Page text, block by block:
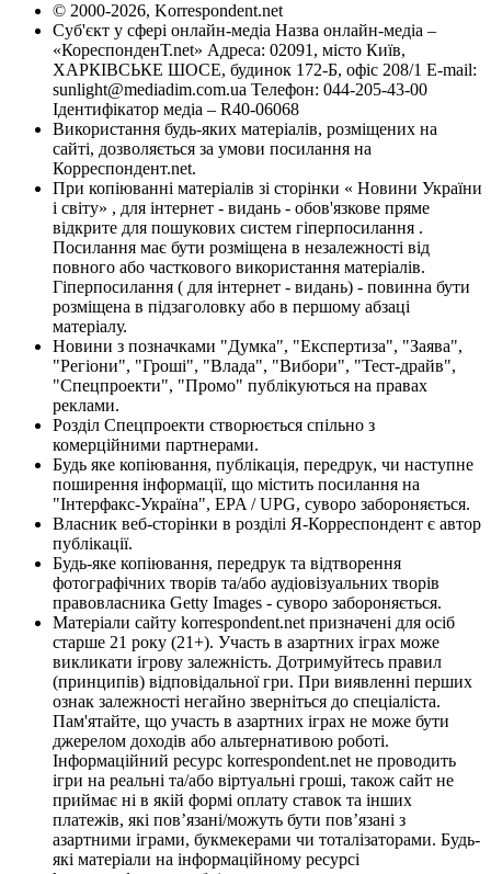
© 2000-2026, Korrespondent.net
Суб'єкт у сфері онлайн-медіа Назва онлайн-медіа –
«КореспонденТ.net» Адреса: 02091, місто Київ,
ХАРКІВСЬКЕ ШОСЕ, будинок 172-Б, офіс 208/1 E-mail:
sunlight@mediadim.com.ua Телефон: 044-205-43-00
Ідентифікатор медіа – R40-06068
Використання будь-яких матеріалів, розміщених на
сайті, дозволяється за умови посилання на
Корреспондент.net.
При копіюванні матеріалів зі сторінки « Новини України
і світу» , для інтернет - видань - обов'язкове пряме
відкрите для пошукових систем гіперпосилання .
Посилання має бути розміщена в незалежності від
повного або часткового використання матеріалів.
Гіперпосилання ( для інтернет - видань) - повинна бути
розміщена в підзаголовку або в першому абзаці
матеріалу.
Новини з позначками "Думка", "Експертиза", "Заява",
"Регіони", "Гроші", "Влада", "Вибори", "Тест-драйв",
"Спецпроекти", "Промо" публікуються на правах
реклами.
Розділ Спецпроекти створюється спільно з
комерційними партнерами.
Будь яке копіювання, публікація, передрук, чи наступне
поширення інформації, що містить посилання на
"Інтерфакс-Україна", EPA / UPG, суворо забороняється.
Власник веб-сторінки в розділі Я-Корреспондент є автор
публікації.
Будь-яке копіювання, передрук та відтворення
фотографічних творів та/або аудіовізуальних творів
правовласника Getty Images - суворо забороняється.
Матеріали сайту korrespondent.net призначені для осіб
старше 21 року (21+). Участь в азартних іграх може
викликати ігрову залежність. Дотримуйтесь правил
(принципів) відповідальної гри. При виявленні перших
ознак залежності негайно зверніться до спеціаліста.
Пам'ятайте, що участь в азартних іграх не може бути
джерелом доходів або альтернативою роботі.
Інформаційний ресурс korrespondent.net не проводить
ігри на реальні та/або віртуальні гроші, також сайт не
приймає ні в якій формі оплату ставок та інших
платежів, які пов’язані/можуть бути пов’язані з
азартними іграми, букмекерами чи тоталізаторами. Будь-
які матеріали на інформаційному ресурсі